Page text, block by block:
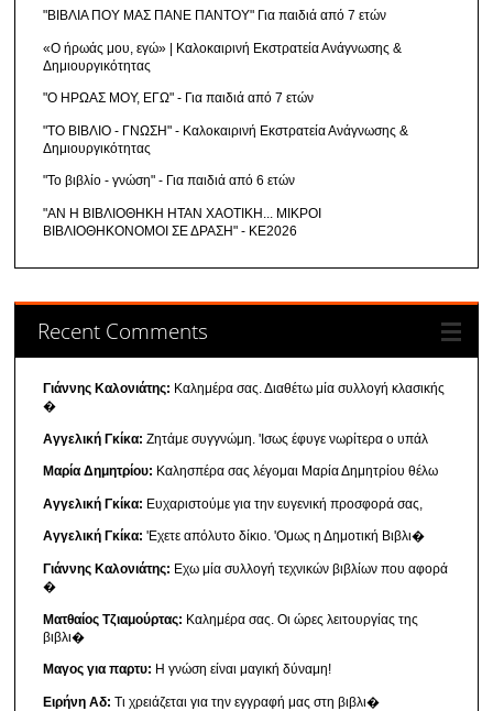
"ΒΙΒΛΙΑ ΠΟΥ ΜΑΣ ΠΑΝΕ ΠΑΝΤΟΥ" Για παιδιά από 7 ετών
«Ο ήρωάς μου, εγώ» | Καλοκαιρινή Εκστρατεία Ανάγνωσης &
Δημιουργικότητας
"Ο ΗΡΩΑΣ ΜΟΥ, ΕΓΩ" - Για παιδιά από 7 ετών
"ΤΟ ΒΙΒΛΙΟ - ΓΝΩΣΗ" - Καλοκαιρινή Εκστρατεία Ανάγνωσης &
Δημιουργικότητας
"Το βιβλίο - γνώση" - Για παιδιά από 6 ετών
"ΑΝ Η ΒΙΒΛΙΟΘΗΚΗ ΗΤΑΝ ΧΑΟΤΙΚΗ... ΜΙΚΡΟΙ
ΒΙΒΛΙΟΘΗΚΟΝΟΜΟΙ ΣΕ ΔΡΑΣΗ" - ΚΕ2026
Recent Comments
Γιάννης Καλονιάτης: Καλημέρα σας. Διαθέτω μία συλλογή κλασικής
�
Αγγελική Γκίκα: Ζητάμε συγγνώμη. 'Ισως έφυγε νωρίτερα ο υπάλ
Μαρία Δημητρίου: Καλησπέρα σας λέγομαι Μαρία Δημητρίου θέλω
Αγγελική Γκίκα: Ευχαριστούμε για την ευγενική προσφορά σας,
Αγγελική Γκίκα: 'Εχετε απόλυτο δίκιο. 'Ομως η Δημοτική Βιβλι�
Γιάννης Καλονιάτης: Εχω μία συλλογή τεχνικών βιβλίων που αφορά
�
Ματθαίος Τζιαμούρτας: Καλημέρα σας. Οι ώρες λειτουργίας της
βιβλι�
Μαγος για παρτυ: Η γνώση είναι μαγική δύναμη!
Ειρήνη Αδ: Τι χρειάζεται για την εγγραφή μας στη βιβλι�